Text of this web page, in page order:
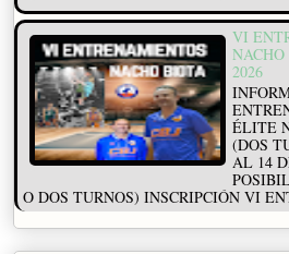
VI
2026
ÉLITE
(DOS
AL 14
O DOS TURNOS) INSCRIPCIÓN VI